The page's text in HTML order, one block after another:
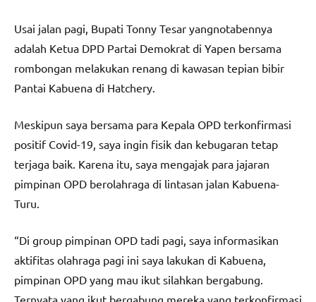
Usai jalan pagi, Bupati Tonny Tesar yangnotabennya
adalah Ketua DPD Partai Demokrat di Yapen bersama
rombongan melakukan renang di kawasan tepian bibir
Pantai Kabuena di Hatchery.
Meskipun saya bersama para Kepala OPD terkonfirmasi
positif Covid-19, saya ingin fisik dan kebugaran tetap
terjaga baik. Karena itu, saya mengajak para jajaran
pimpinan OPD berolahraga di lintasan jalan Kabuena-
Turu.
“Di group pimpinan OPD tadi pagi, saya informasikan
aktifitas olahraga pagi ini saya lakukan di Kabuena,
pimpinan OPD yang mau ikut silahkan bergabung.